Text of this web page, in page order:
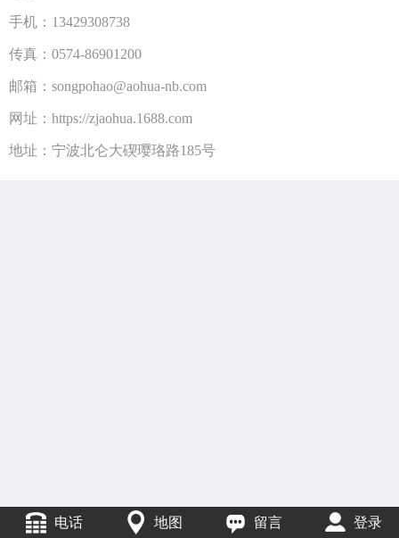
手机：13429308738
传真：0574-86901200
邮箱：songpohao@aohua-nb.com
网址：https://zjaohua.1688.com
地址：宁波北仑大碶璎珞路185号
电话 地图 留言 登录